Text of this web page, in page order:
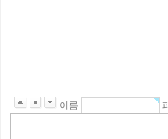
이름